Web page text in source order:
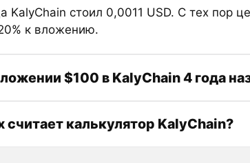
KalyChain стоил 0,0011 USD. С тех пор
к вложению.
$100 в KalyChain 4 года
считает калькулятор KalyChain?